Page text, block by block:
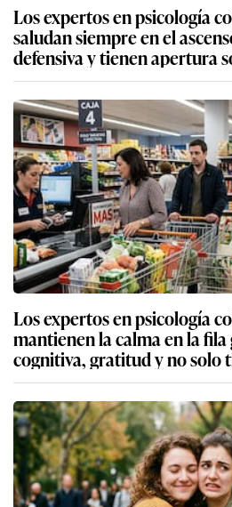
Los expertos en psicología
saludan siempre en el
defensiva y tienen apertura
Los expertos en psicología
mantienen la calma en la
cognitiva, gratitud y no solo